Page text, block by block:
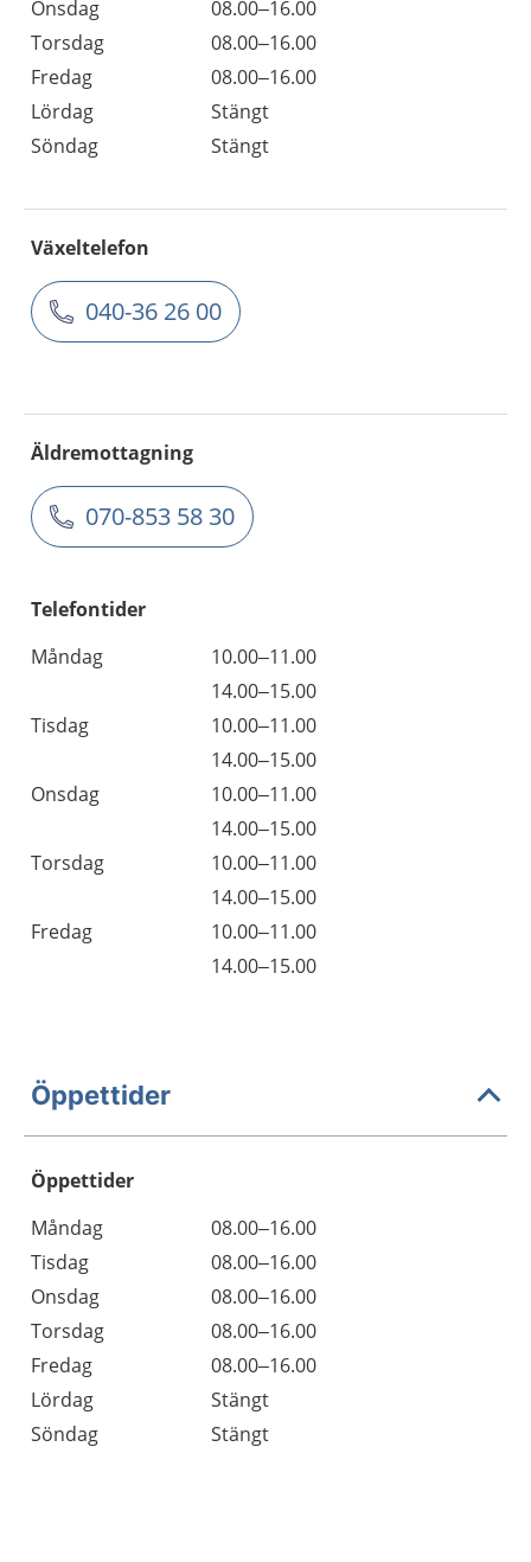
Onsdag
08.00–16.00
Torsdag
08.00–16.00
Fredag
08.00–16.00
Lördag
Stängt
Söndag
Stängt
Växeltelefon
040-36 26 00
Äldremottagning
070-853 58 30
Telefontider
Måndag
10.00–11.00
14.00–15.00
Tisdag
10.00–11.00
14.00–15.00
Onsdag
10.00–11.00
14.00–15.00
Torsdag
10.00–11.00
14.00–15.00
Fredag
10.00–11.00
14.00–15.00
Öppettider
Öppettider
Dag
Öppettider
Kommentarer
Måndag
08.00–16.00
Tisdag
08.00–16.00
Onsdag
08.00–16.00
Torsdag
08.00–16.00
Fredag
08.00–16.00
Lördag
Stängt
Söndag
Stängt